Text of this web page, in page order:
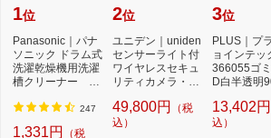
1位
Panasonic｜パナ
ソニック ドラム式
洗濯乾燥機用洗濯
槽クリーナー N-
濯...
247
1,331円
（税
2位
ユニデン｜uniden
センサーライト付
ワイヤレスセキュ
リティカメラ・モ
49,800円
（税
込）
3位
PLUS｜プ
ョインテ
366055ゴ
D白半透明
15J-9...
13,402円
込）